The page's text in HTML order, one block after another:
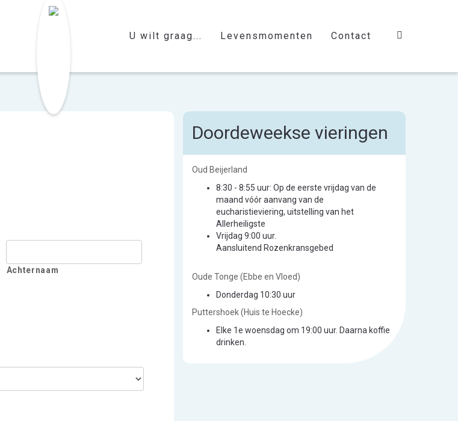
U wilt graag... Levensmomenten Contact
Achternaam
Doordeweekse vieringen
Oud Beijerland
8:30 - 8:55 uur: Op de eerste vrijdag van de
maand vóór aanvang van de
eucharistieviering, uitstelling van het
Allerheiligste
Vrijdag 9:00 uur.
Aansluitend Rozenkransgebed
Oude Tonge (Ebbe en Vloed)
Donderdag 10:30 uur
Puttershoek (Huis te Hoecke)
Elke 1e woensdag om 19:00 uur. Daarna koffie
drinken.